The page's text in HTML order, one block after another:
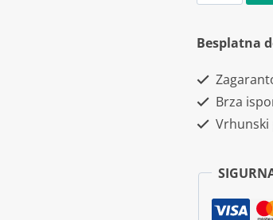
Sport
Collagen
300g
količina
Besplatna
Brza